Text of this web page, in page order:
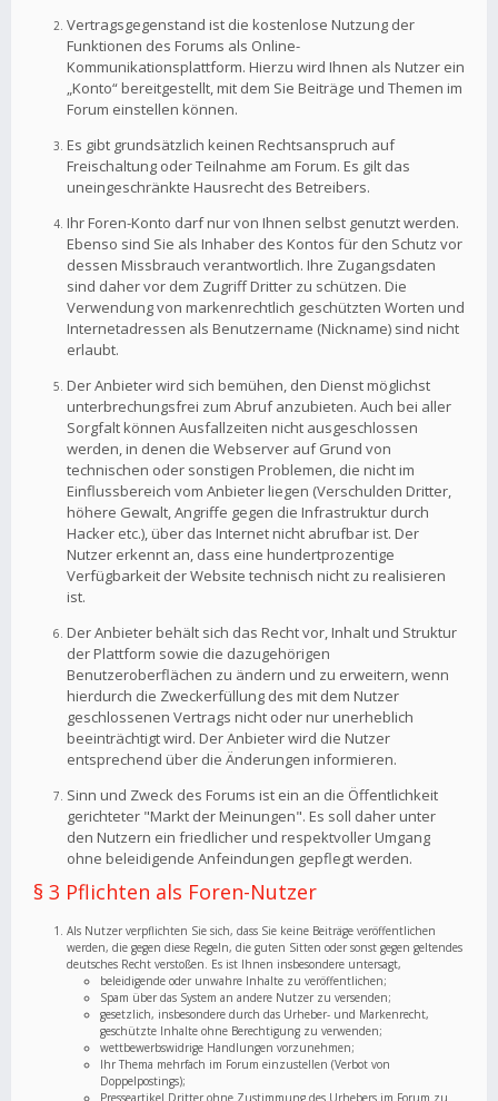
Vertragsgegenstand ist die kostenlose Nutzung der
Funktionen des Forums als Online-
Kommunikationsplattform. Hierzu wird Ihnen als Nutzer ein
„Konto“ bereitgestellt, mit dem Sie Beiträge und Themen im
Forum einstellen können.
Es gibt grundsätzlich keinen Rechtsanspruch auf
Freischaltung oder Teilnahme am Forum. Es gilt das
uneingeschränkte Hausrecht des Betreibers.
Ihr Foren-Konto darf nur von Ihnen selbst genutzt werden.
Ebenso sind Sie als Inhaber des Kontos für den Schutz vor
dessen Missbrauch verantwortlich. Ihre Zugangsdaten
sind daher vor dem Zugriff Dritter zu schützen. Die
Verwendung von markenrechtlich geschützten Worten und
Internetadressen als Benutzername (Nickname) sind nicht
erlaubt.
Der Anbieter wird sich bemühen, den Dienst möglichst
unterbrechungsfrei zum Abruf anzubieten. Auch bei aller
Sorgfalt können Ausfallzeiten nicht ausgeschlossen
werden, in denen die Webserver auf Grund von
technischen oder sonstigen Problemen, die nicht im
Einflussbereich vom Anbieter liegen (Verschulden Dritter,
höhere Gewalt, Angriffe gegen die Infrastruktur durch
Hacker etc.), über das Internet nicht abrufbar ist. Der
Nutzer erkennt an, dass eine hundertprozentige
Verfügbarkeit der Website technisch nicht zu realisieren
ist.
Der Anbieter behält sich das Recht vor, Inhalt und Struktur
der Plattform sowie die dazugehörigen
Benutzeroberflächen zu ändern und zu erweitern, wenn
hierdurch die Zweckerfüllung des mit dem Nutzer
geschlossenen Vertrags nicht oder nur unerheblich
beeinträchtigt wird. Der Anbieter wird die Nutzer
entsprechend über die Änderungen informieren.
Sinn und Zweck des Forums ist ein an die Öffentlichkeit
gerichteter "Markt der Meinungen". Es soll daher unter
den Nutzern ein friedlicher und respektvoller Umgang
ohne beleidigende Anfeindungen gepflegt werden.
§ 3 Pflichten als Foren-Nutzer
Als Nutzer verpflichten Sie sich, dass Sie keine Beiträge veröffentlichen
werden, die gegen diese Regeln, die guten Sitten oder sonst gegen geltendes
deutsches Recht verstoßen. Es ist Ihnen insbesondere untersagt,
beleidigende oder unwahre Inhalte zu veröffentlichen;
Spam über das System an andere Nutzer zu versenden;
gesetzlich, insbesondere durch das Urheber- und Markenrecht,
geschützte Inhalte ohne Berechtigung zu verwenden;
wettbewerbswidrige Handlungen vorzunehmen;
Ihr Thema mehrfach im Forum einzustellen (Verbot von
Doppelpostings);
Presseartikel Dritter ohne Zustimmung des Urhebers im Forum zu